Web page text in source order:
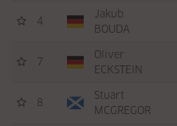
4
Jakub
BOUDA
7
Oliver
ECKSTEIN
8
Stuart
MCGREGOR